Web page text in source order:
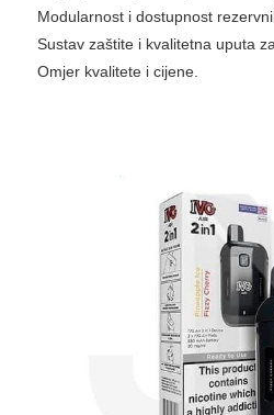
Modularnost i dostupnost
Sustav zaštite i kvalitetna uputa
Omjer kvalitete i cijene.